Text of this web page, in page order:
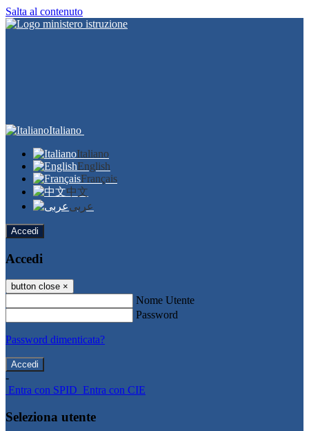
Salta al contenuto
Italiano
Italiano
English
Français
中文
عربى
Accedi
Accedi
button close ×
Nome Utente
Password
Password dimenticata?
-
Entra con SPID Entra con CIE
Seleziona utente